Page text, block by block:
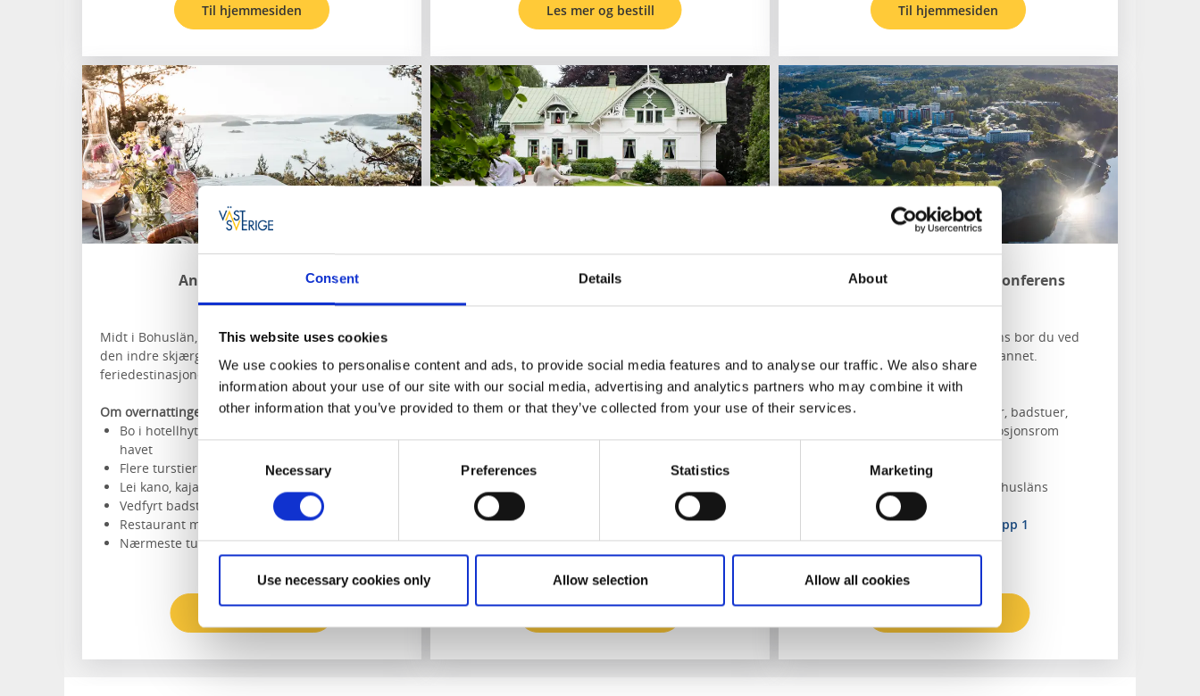
Consent Details About
This website uses cookies
We use cookies to personalise content and ads, to provide social media features and to analyse our traffic. We also share
information about your use of our site with our social media, advertising and analytics partners who may combine it with
other information that you’ve provided to them or that they’ve collected from your use of their services.
Necessary Preferences Statistics Marketing
Use necessary cookies only Allow selection Allow all cookies
Til hjemmesiden Les mer og bestill Til hjemmesiden
Anfasteröd Gårdsvik
Ljungskile
Midt i Bohuslän, i en skogkledd skråning rett ved
den indre skjærgården, finner du den unike
feriedestinasjonen Anfasteröd Gårdsvik.
Om overnattingen og området:
Bo i hotellhytte, i glampingtelt eller camp ved
havet
Flere turstier i området
Lei kano, kajakk, SUP og båt
Vedfyrt badstue på bryggen
Restaurant med lokale spesialiteter på menyen
Nærmeste tursti:Kyststien etapp 5
Villa Sjötorp
oppført år 1901. Området er ideelt for herlige
spaserturer, fiske og golf – eller dere kan velge å
sitte på terrassen og nyte vårluften fra havet.
mat på menyen
Hundevennlig overnattingssted
Nærmeste tursti:
Kyststien etappe 5
Bohusgården Hotell & Konferens
På Bohusgården Hotell & Konferens bor du ved
Byfjorden og har flott utsikt over vannet.
Om overnattingen og området:
Spaanlegg med bl.a. bassenger, badstuer,
solarium, treningssenter og mosjonsrom
strandpromenade
Gå ikke glipp av et besøk på Bohusläns
Nærmeste tursti: Kyststien etapp 1